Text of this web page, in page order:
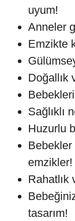
uyum!
Anneler
Emzikte
Doğallık
Sağlıklı
Huzurlu
emzikler!
Rahatlık
tasarım!